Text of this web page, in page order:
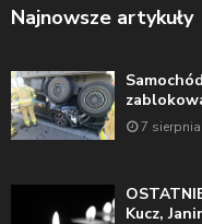
Najnowsze artykuły
7
Kucz,